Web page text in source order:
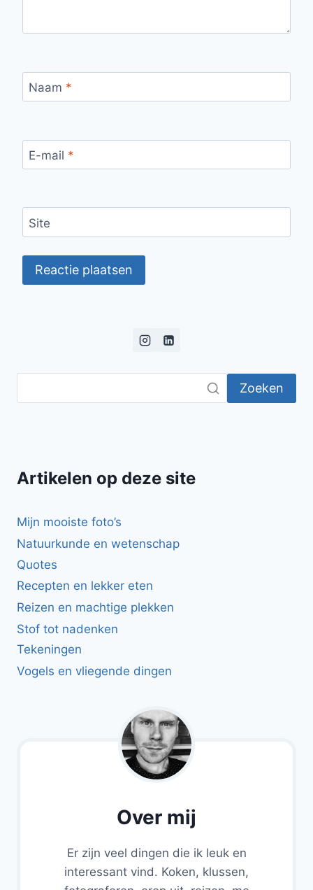
Naam *
E-mail *
Site
Zoeken
Artikelen op deze site
Mijn mooiste foto’s
Natuurkunde en wetenschap
Quotes
Recepten en lekker eten
Reizen en machtige plekken
Stof tot nadenken
Tekeningen
Vogels en vliegende dingen
Over mij
Er zijn veel dingen die ik leuk en
interessant vind. Koken, klussen,